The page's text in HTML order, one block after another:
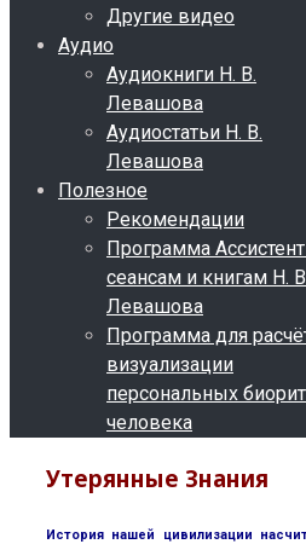
Другие видео
Аудио
Аудиокниги Н. В.
Левашова
Аудиостатьи Н. В.
Левашова
Полезное
Рекомендации
Программа
сеансам и книгам Н.
Левашова
Программа для
визуализации
персональных
человека
Утерянные Знания
История нашей цивилизации